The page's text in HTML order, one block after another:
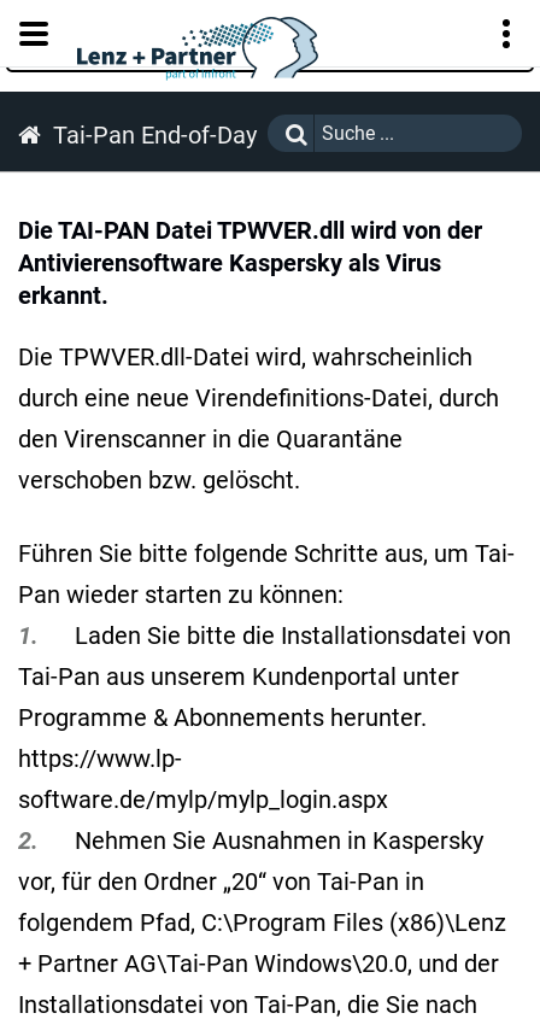
KUNDENPORTAL
Tai-Pan End-of-Day
Die TAI-PAN Datei TPWVER.dll wird von der
Antivierensoftware Kaspersky als Virus
erkannt.
Die TPWVER.dll-Datei wird, wahrscheinlich
durch eine neue Virendefinitions-Datei, durch
den Virenscanner in die Quarantäne
verschoben bzw. gelöscht.
Führen Sie bitte folgende Schritte aus, um Tai-
Pan wieder starten zu können:
1.
Laden Sie bitte die Installationsdatei von
Tai-Pan aus unserem Kundenportal unter
Programme & Abonnements herunter.
https://www.lp-
software.de/mylp/mylp_login.aspx
2.
Nehmen Sie Ausnahmen in Kaspersky
vor, für den Ordner „20“ von Tai-Pan in
folgendem Pfad, C:\Program Files (x86)\Lenz
+ Partner AG\Tai-Pan Windows\20.0, und der
Installationsdatei von Tai-Pan, die Sie nach